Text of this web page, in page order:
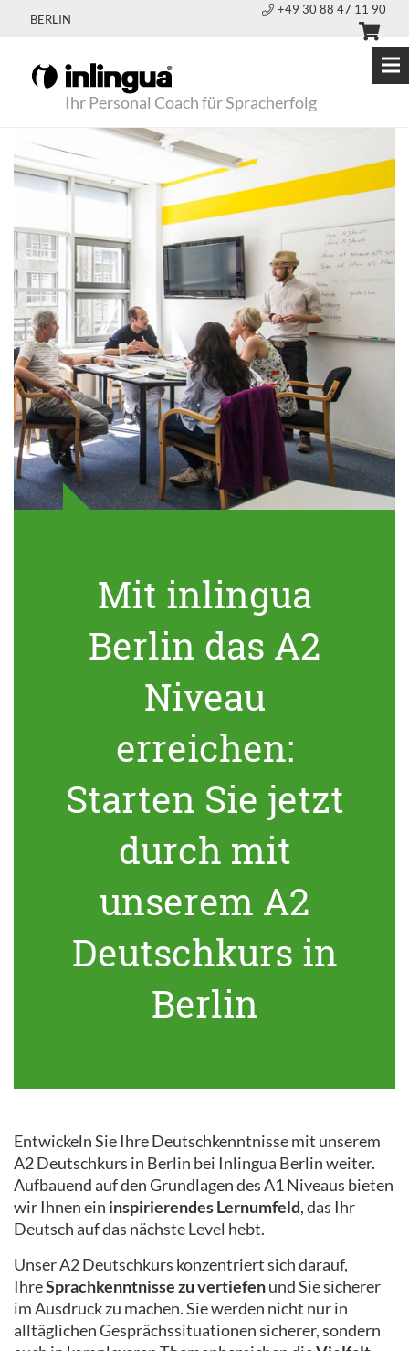
BERLIN
+49 30 88 47 11 90
Ihr Personal Coach für Spracherfolg
Mit inlingua
Berlin das A2
Niveau
erreichen:
Starten Sie jetzt
durch mit
unserem A2
Deutschkurs in
Berlin
Entwickeln Sie Ihre Deutschkenntnisse mit unserem
A2 Deutschkurs in Berlin bei Inlingua Berlin weiter.
Aufbauend auf den Grundlagen des A1 Niveaus bieten
wir Ihnen ein inspirierendes Lernumfeld, das Ihr
Deutsch auf das nächste Level hebt.
Unser A2 Deutschkurs konzentriert sich darauf,
IhreSprachkenntnisse zu vertiefenund Sie sicherer
im Ausdruck zu machen. Sie werden nicht nur in
alltäglichen Gesprächssituationen sicherer, sondern